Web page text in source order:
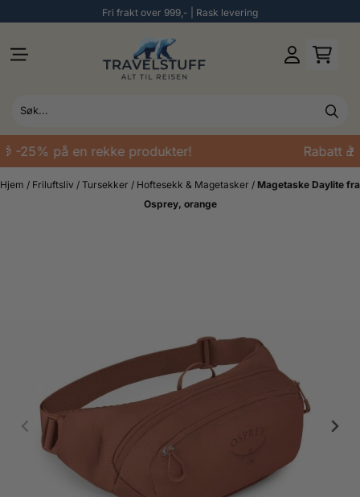
Fri frakt over 999,- | Rask levering
-25% på en rekke produkter! Rabatt
Hjem / Friluftsliv / Tursekker / Hoftesekk & Magetasker / Magetaske Daylite fra
Osprey, orange